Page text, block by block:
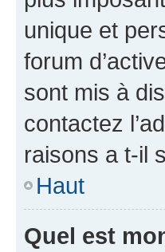
unique et
forum
sont mis à
contactez
raisons a t-il
Haut
Quel est